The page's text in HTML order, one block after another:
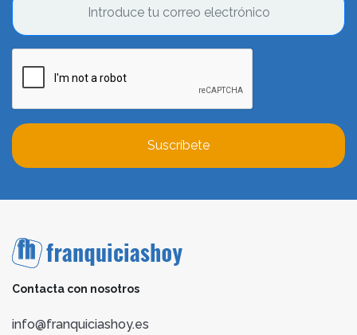
Suscríbete
Contacta con nosotros
info@franquiciashoy.es